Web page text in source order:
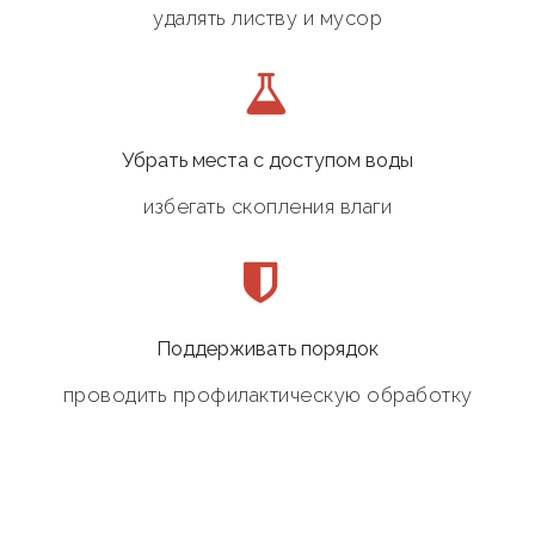
удалять листву и мусор
Убрать места с доступом воды
избегать скопления влаги
Поддерживать порядок
проводить профилактическую обработку